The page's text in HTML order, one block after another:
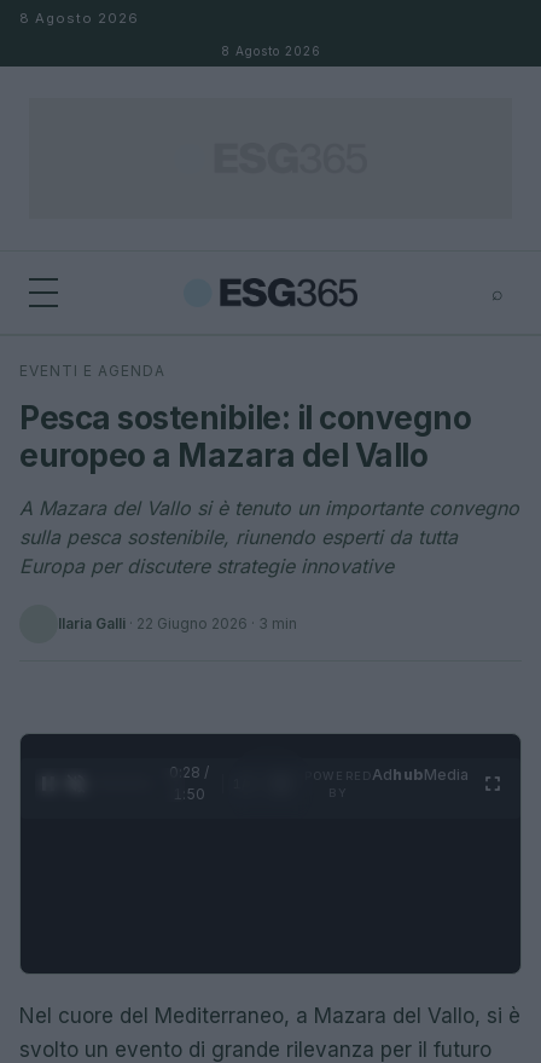
Salta al contenuto
8 Agosto 2026
8 Agosto 2026
⌕
Cerca
EVENTI E AGENDA
Pesca sostenibile: il convegno
europeo a Mazara del Vallo
A Mazara del Vallo si è tenuto un importante convegno
sulla pesca sostenibile, riunendo esperti da tutta
Europa per discutere strategie innovative
Ilaria Galli · 22 Giugno 2026 · 3 min
0:28 /
1:50
AdhubMedia
Nel cuore del Mediterraneo, a Mazara del Vallo, si è
svolto un evento di grande rilevanza per il futuro